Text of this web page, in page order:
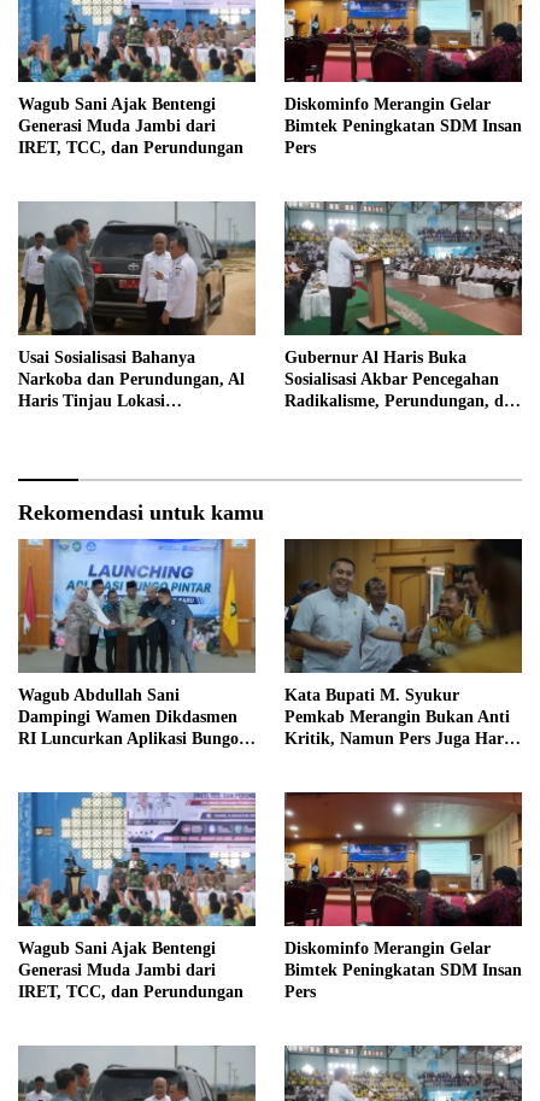
Wagub Sani Ajak Bentengi
Generasi Muda Jambi dari
IRET, TCC, dan Perundungan
Diskominfo Merangin Gelar
Bimtek Peningkatan SDM Insan
Pers
Usai Sosialisasi Bahanya
Narkoba dan Perundungan, Al
Haris Tinjau Lokasi
Gubernur Al Haris Buka
Sosialisasi Akbar Pencegahan
Radikalisme, Perundungan, dan
Rekomendasi untuk kamu
Wagub Abdullah Sani
Dampingi Wamen Dikdasmen
RI Luncurkan Aplikasi Bungo
Kata Bupati M. Syukur
Pemkab Merangin Bukan Anti
Kritik, Namun Pers Juga Harus
Wagub Sani Ajak Bentengi
Generasi Muda Jambi dari
IRET, TCC, dan Perundungan
Diskominfo Merangin Gelar
Bimtek Peningkatan SDM Insan
Pers